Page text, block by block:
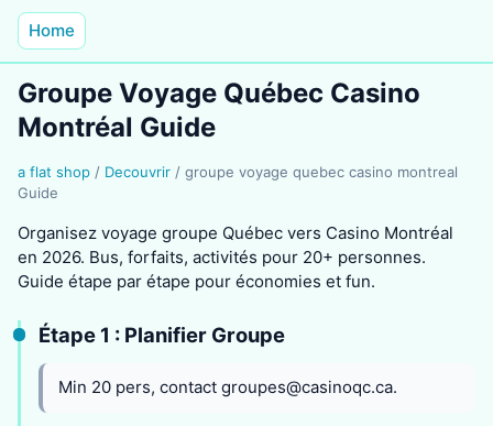
Home
Groupe Voyage Québec Casino
Montréal Guide
a flat shop / Decouvrir / groupe voyage quebec casino montreal
Guide
Organisez voyage groupe Québec vers Casino Montréal
en 2026. Bus, forfaits, activités pour 20+ personnes.
Guide étape par étape pour économies et fun.
Étape 1 : Planifier Groupe
Min 20 pers, contactgroupes@casinoqc.ca.